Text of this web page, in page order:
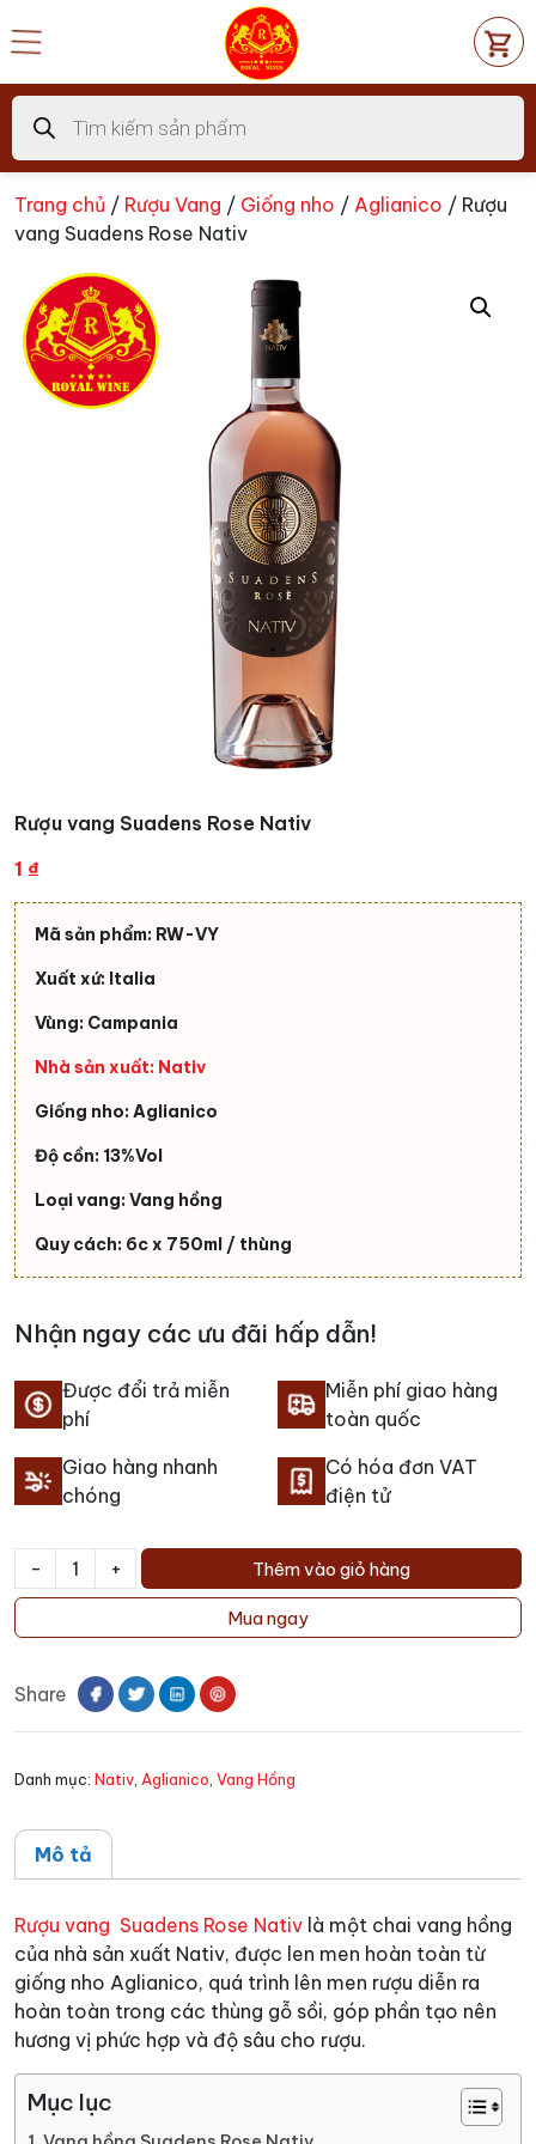
đến
dung
Tìm
kiếm
sản
phẩm
Trang chủ / Rượu Vang / Giống nho / Aglianico / Rượu
vang Suadens Rose Nativ
Rượu vang Suadens Rose Nativ
1 ₫
Mã sản phẩm: RW-VY
Xuất xứ: Italia
Vùng: Campania
Nhà sản xuất: Nativ
Giống nho: Aglianico
Độ cồn: 13%Vol
Loại vang: Vang hồng
Quy cách: 6c x 750ml / thùng
Nhận ngay các ưu đãi hấp dẫn!
Được đổi trả miễn
phí
Miễn phí giao hàng
toàn quốc
Giao hàng nhanh
chóng
Có hóa đơn VAT
điện tử
-
Rượu
Suadens
Nativ
+ Thêm vào giỏ hàng
Mua ngay
Share
Danh mục: Nativ, Aglianico, Vang Hồng
Mô tả
Rượu vang Suadens Rose Nativ là một chai vang hồng
của nhà sản xuất Nativ, được len men hoàn toàn từ
giống nho Aglianico, quá trình lên men rượu diễn ra
hoàn toàn trong các thùng gỗ sồi, góp phần tạo nên
hương vị phức hợp và độ sâu cho rượu.
Mục lục